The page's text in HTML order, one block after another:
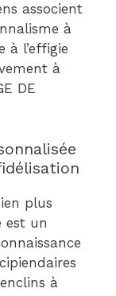
associent
à
à l’effigie
à
DE
plus
est un
à